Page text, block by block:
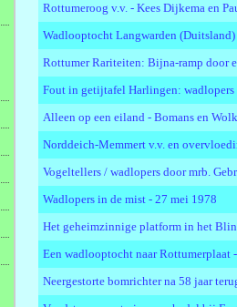
Rottumeroog v.v. - Kees Dijkema en
Wadlooptocht Langwarden
Rottumer Rariteiten: Bijna-ramp door
Fout in getijtafel Harlingen:
Alleen op een eiland - Bomans en
Norddeich-Memmert v.v. en
Vogeltellers / wadlopers door mrb.
Wadlopers in de mist - 27 mei 1978
Het geheimzinnige platform in het
Een wadlooptocht naar Rottumerplaat
Neergestorte bomrichter na 58 jaar